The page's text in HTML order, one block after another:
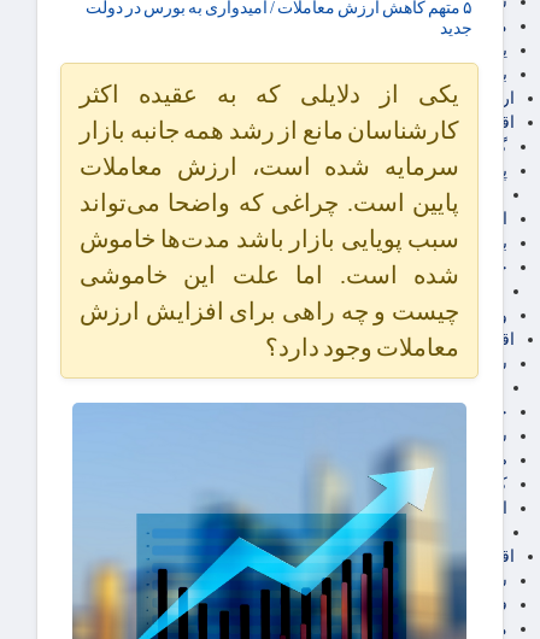
مالیات
یارانه و معیشت مردم
برق، آب و انرژی
ارز دیجیتال
اقتصاد اجتماعی
گردشگری
پزشکی، سلامت و زیبایی
ایران مدلب
اجتماعی
بازنشستگان
حقوق و قضایی
ورزشی
اقتصاد شهری و روستایی
شهر و مسکن و عمران
حمل و نقل
شهرک های صنعتی
صنایع غذایی
کشاورزی و دامداری
اخبار استان ها
اقتصاد بین الملل
سیاسی
فارکس
مناطق آزاد تجاری
۵ متهم کاهش ارزش معاملات / امیدواری به بورس در دولت
جدید
یکی از دلایلی که به عقیده اکثر
کارشناسان مانع از رشد همه جانبه بازار
سرمایه شده است، ارزش معاملات
پایین است. چراغی که واضحا می‌تواند
سبب پویایی بازار باشد مدت‌ها خاموش
شده است. اما علت این خاموشی
چیست و چه راهی برای افزایش ارزش
معاملات وجود دارد؟